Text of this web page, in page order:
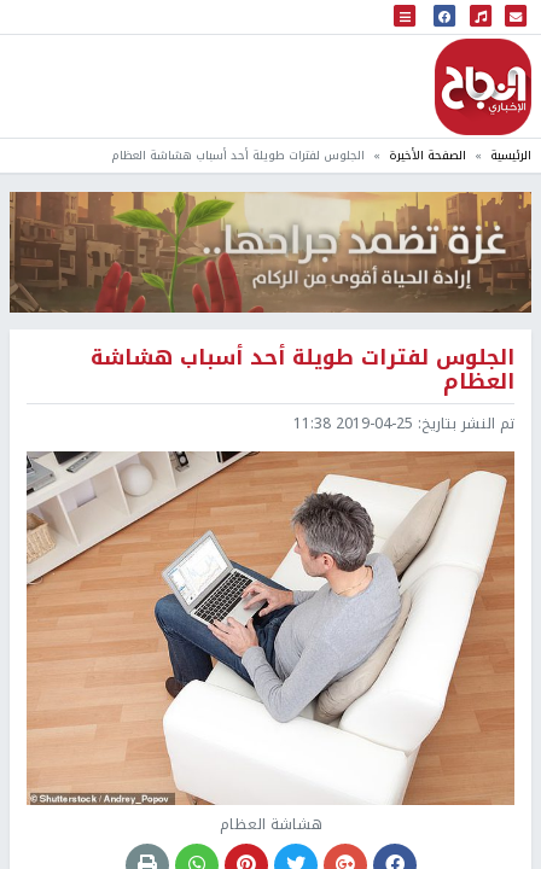
البث المباشر
إذاعة النجاح
الرئيسية الصفحة الأخيرة الجلوس لفترات طويلة أحد أسباب هشاشة العظام
الجلوس لفترات طويلة أحد أسباب هشاشة
العظام
تم النشر بتاريخ: 2019-04-25 11:38
هشاشة العظام